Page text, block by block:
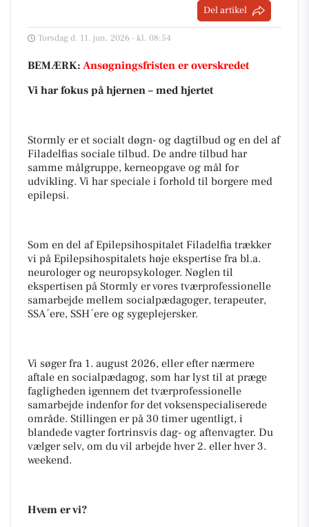
Del artikel
Torsdag d. 11. jun. 2026 - kl. 08:54
BEMÆRK: Ansøgningsfristen er overskredet
Vi har fokus på hjernen – med hjertet
Stormly er et socialt døgn- og dagtilbud og en del af
Filadelfias sociale tilbud. De andre tilbud har
samme målgruppe, kerneopgave og mål for
udvikling. Vi har speciale i forhold til borgere med
epilepsi.
Som en del af Epilepsihospitalet Filadelfia trækker
vi på Epilepsihospitalets høje ekspertise fra bl.a.
neurologer og neuropsykologer. Nøglen til
ekspertisen på Stormly er vores tværprofessionelle
samarbejde mellem socialpædagoger, terapeuter,
SSA´ere, SSH´ere og sygeplejersker.
Vi søger fra 1. august 2026, eller efter nærmere
aftale en socialpædagog, som har lyst til at præge
fagligheden igennem det tværprofessionelle
samarbejde indenfor for det voksenspecialiserede
område. Stillingen er på 30 timer ugentligt, i
blandede vagter fortrinsvis dag- og aftenvagter. Du
vælger selv, om du vil arbejde hver 2. eller hver 3.
weekend.
Hvem er vi?